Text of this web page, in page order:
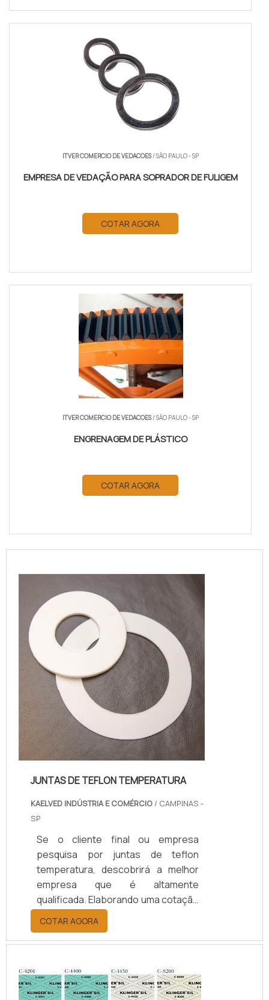
ITVER COMERCIO DE VEDACOES/ SÃO PAULO - SP
EMPRESA DE VEDAÇÃO PARA SOPRADOR DE FULIGEM
COTAR AGORA
ITVER COMERCIO DE VEDACOES/ SÃO PAULO - SP
ENGRENAGEM DE PLÁSTICO
COTAR AGORA
JUNTAS DE TEFLON TEMPERATURA
KAELVED INDÚSTRIA E COMÉRCIO / CAMPINAS -
SP
Se o cliente final ou empresa
pesquisa por juntas de teflon
temperatura, descobrirá a melhor
empresa que é altamente
qualificada. Elaborando uma cotação
por meio da plataforma e
descobrindo a melhor referência do
mercado.Sim, aqui é o lugar certo!
temperatura, com os colaboradores
da kaelved obterá excelente custo-
COTAR AGORA